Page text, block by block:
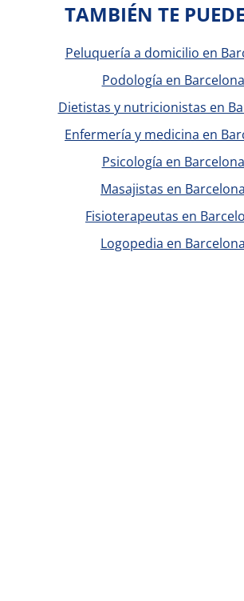
TAMBIÉN TE
Peluquería a domicilio en
Podología en
Dietistas y nutricionistas en
Enfermería y medicina en
Psicología en
Masajistas en
Fisioterapeutas en
Logopedia en